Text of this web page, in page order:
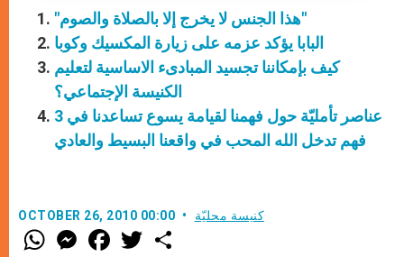
"هذا الجنس لا يخرج إلا بالصلاة والصوم"
البابا يؤكد عزمه على زيارة المكسيك وكوبا
كيف بإمكاننا تجسيد المبادىء الاساسية لتعليم
الكنيسة اﻹجتماعي؟
3 عناصر تأمليّة حول فهمنا لقيامة يسوع تساعدنا في
فهم تدخل الله المحب في واقعنا البسيط والعادي
OCTOBER 26, 2010 00:00 كنيسة محليّة
W
h
M
e
F
a w